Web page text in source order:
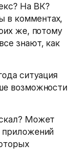
На ВК?
в комментах,
же, потому
знают, как
ситуация
возможности
Может
приложений